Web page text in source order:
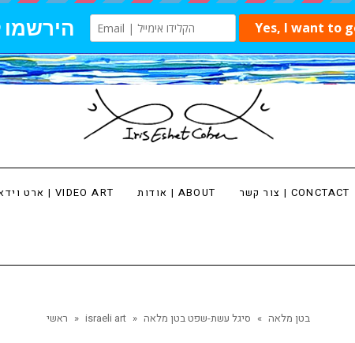
ארט וידאו | VIDEO ART אודות | ABOUT צור קשר | CONCTACT
ראשי » israeli art » בטן מלאה » סיגל עשת-שפט בטן מלאה